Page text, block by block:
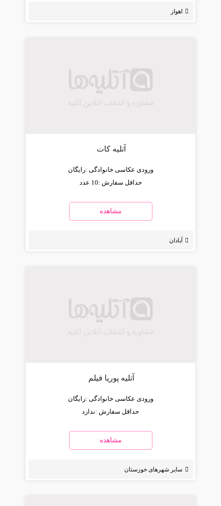
اهواز
آتلیه کات
ورودی عکاسی خانوادگی :رایگان
حداقل سفارش :10 عدد
مشاهده
آبادان
آتلیه پوریا فیلم
ورودی عکاسی خانوادگی :رایگان
حداقل سفارش :ندارد
مشاهده
سایر شهرهای خوزستان